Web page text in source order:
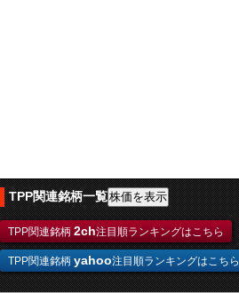
TPP関連銘柄一覧
TPP関連銘柄 2ch注目順ランキングはこちら
TPP関連銘柄 yahoo注目順ランキングはこちら